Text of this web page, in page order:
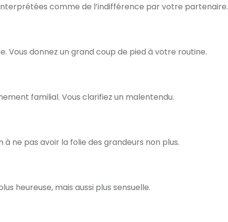
comme de l’indifférence par votre partenaire.
Vous donnez un grand coup de pied à votre routine.
familial. Vous clarifiez un malentendu.
ne pas avoir la folie des grandeurs non plus.
heureuse, mais aussi plus sensuelle.